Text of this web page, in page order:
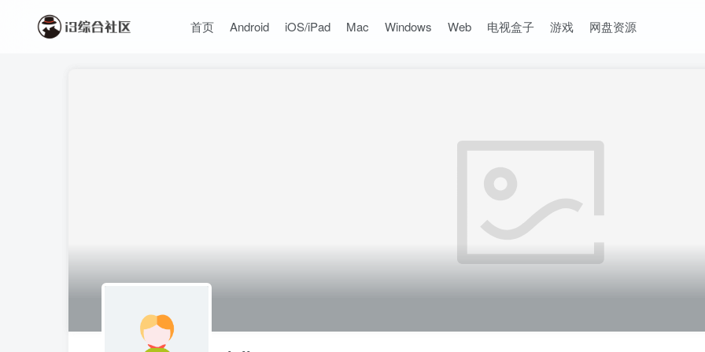
首页 Android iOS/iPad Mac Windows Web 电视盒子 游戏 网盘资源